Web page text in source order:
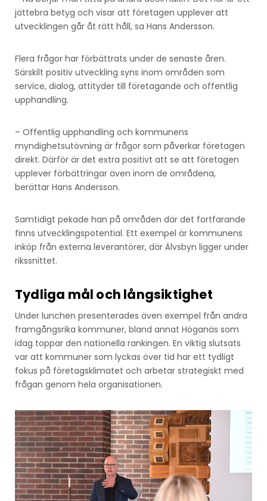
jättebra betyg och visar att företagen upplever att
utvecklingen går åt rätt håll, sa Hans Andersson.
Flera frågor har förbättrats under de senaste åren.
Särskilt positiv utveckling syns inom områden som
service, dialog, attityder till företagande och offentlig
upphandling.
– Offentlig upphandling och kommunens
myndighetsutövning är frågor som påverkar företagen
direkt. Därför är det extra positivt att se att företagen
upplever förbättringar även inom de områdena,
berättar Hans Andersson.
Samtidigt pekade han på områden där det fortfarande
finns utvecklingspotential. Ett exempel är kommunens
inköp från externa leverantörer, där Älvsbyn ligger under
rikssnittet.
Tydliga mål och långsiktighet
Under lunchen presenterades även exempel från andra
framgångsrika kommuner, bland annat Höganäs som
idag toppar den nationella rankingen. En viktig slutsats
var att kommuner som lyckas över tid har ett tydligt
fokus på företagsklimatet och arbetar strategiskt med
frågan genom hela organisationen.